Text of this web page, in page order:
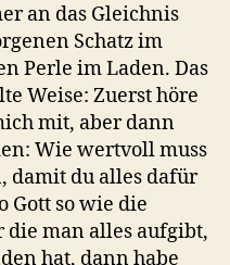
an das Gleichnis
Schatz im
Perle im Laden. Das
Weise: Zuerst höre
mit, aber dann
Wie wertvoll muss
damit du alles dafür
Gott so wie die
die man alles aufgibt,
hat, dann habe